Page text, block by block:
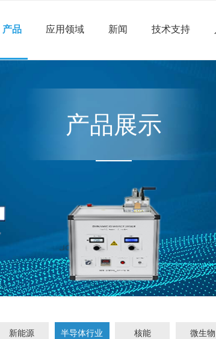
产品 应用领域 新闻 技术支持
产品展示
新能源 半导体行业 核能 微生物